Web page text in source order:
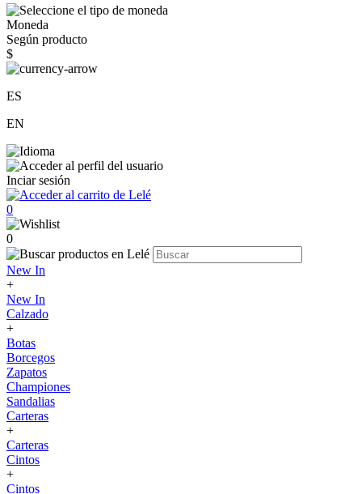
Moneda
Según producto
$
ES
EN
Inciar sesión
0
0
New In
+
New In
Calzado
+
Botas
Borcegos
Zapatos
Championes
Sandalias
Carteras
+
Carteras
Cintos
+
Cintos